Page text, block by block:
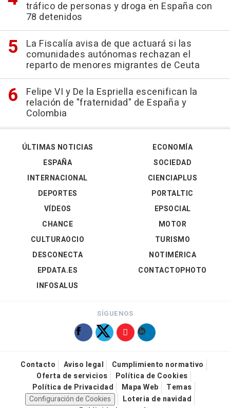
tráfico de personas y droga en España con
78 detenidos
La Fiscalía avisa de que actuará si las
comunidades autónomas rechazan el
reparto de menores migrantes de Ceuta
Felipe VI y De la Espriella escenifican la
relación de "fraternidad" de España y
Colombia
ÚLTIMAS NOTICIAS
ESPAÑA
INTERNACIONAL
DEPORTES
VÍDEOS
ECONOMÍA
SOCIEDAD
CIENCIAPLUS
PORTALTIC
EPSOCIAL
CHANCE
CULTURAOCIO
DESCONECTA
EPDATA.ES
INFOSALUS
MOTOR
TURISMO
NOTIMÉRICA
CONTACTOPHOTO
SÍGUENOS
Contacto Aviso legal
Cumplimiento normativo
Oferta de servicios
Política de Cookies
Política de Privacidad
Mapa Web
Temas
Configuración de Cookies
Loteria de navidad